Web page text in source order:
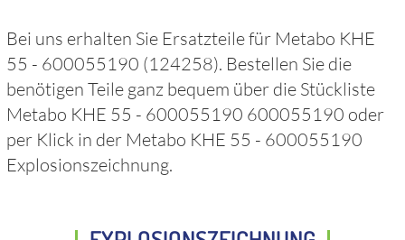
Bei uns erhalten Sie Ersatzteile für Metabo KHE
55 - 600055190 (124258). Bestellen Sie die
benötigen Teile ganz bequem über die Stückliste
Metabo KHE 55 - 600055190 600055190 oder
per Klick in der Metabo KHE 55 - 600055190
Explosionszeichnung.